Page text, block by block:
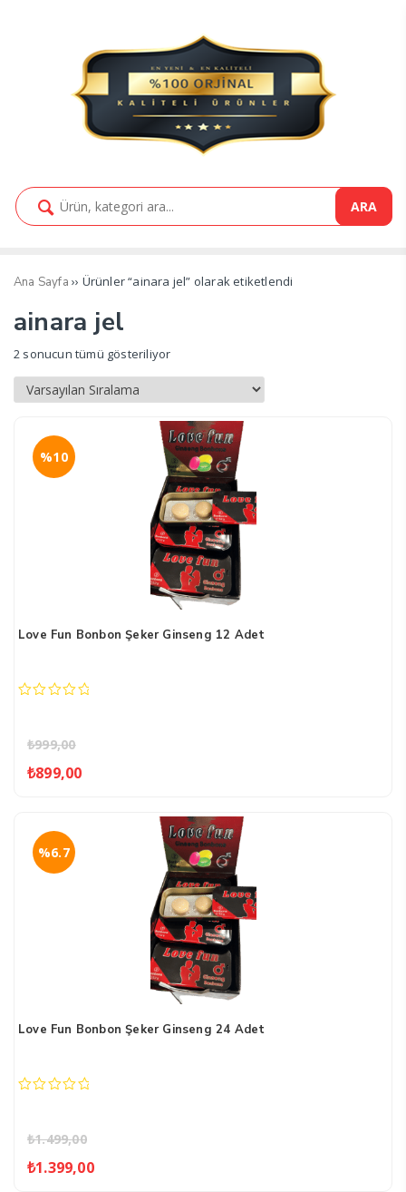
ARA
Ana Sayfa ›› Ürünler “ainara jel” olarak etiketlendi
ainara jel
2 sonucun tümü gösteriliyor
Love Fun Bonbon Şeker Ginseng 12 Adet
₺999,00
Orijinal
fiyat:
₺899,00Şu
andaki
₺899,00.
%10
Love Fun Bonbon Şeker Ginseng 24 Adet
₺1.499,00
Orijinal
fiyat:
₺1.399,00Şu
andaki
%6.7